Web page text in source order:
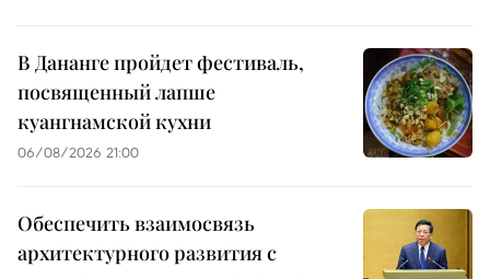
В Дананге пройдет фестиваль,
посвященный лапше
куангнамской кухни
06/08/2026 21:00
Обеспечить взаимосвязь
архитектурного развития с